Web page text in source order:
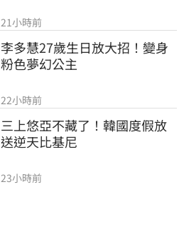
21小時前
李多慧27歲生日放大招！變身
粉色夢幻公主
22小時前
三上悠亞不藏了！韓國度假放
送逆天比基尼
23小時前